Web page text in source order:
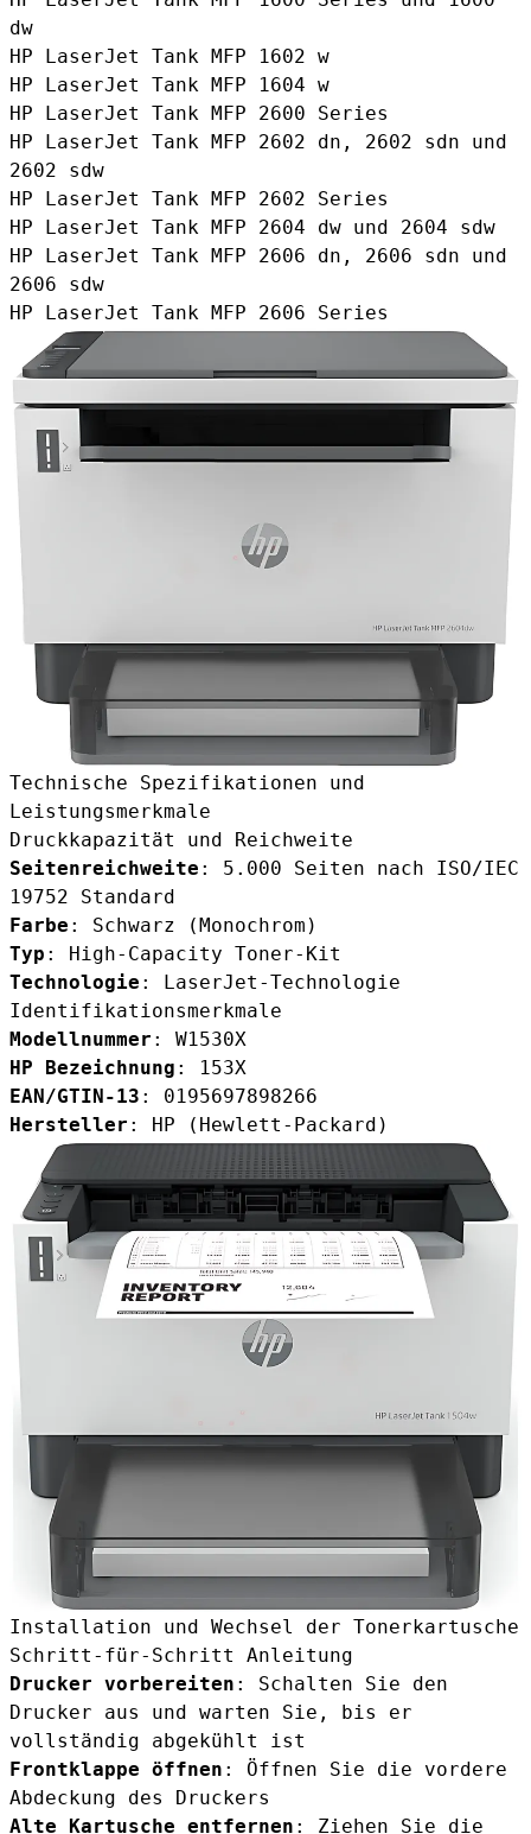
dw
HP LaserJet Tank MFP 1602 w
HP LaserJet Tank MFP 1604 w
HP LaserJet Tank MFP 2600 Series
HP LaserJet Tank MFP 2602 dn, 2602 sdn und
2602 sdw
HP LaserJet Tank MFP 2602 Series
HP LaserJet Tank MFP 2604 dw und 2604 sdw
HP LaserJet Tank MFP 2606 dn, 2606 sdn und
2606 sdw
HP LaserJet Tank MFP 2606 Series
Technische Spezifikationen und
Leistungsmerkmale
Druckkapazität und Reichweite
Seitenreichweite : 5.000 Seiten nach ISO/IEC
19752 Standard
Farbe : Schwarz (Monochrom)
Typ : High-Capacity Toner-Kit
Technologie : LaserJet-Technologie
Identifikationsmerkmale
Modellnummer : W1530X
HP Bezeichnung : 153X
EAN/GTIN-13 : 0195697898266
Hersteller : HP (Hewlett-Packard)
Installation und Wechsel der Tonerkartusche
Schritt-für-Schritt Anleitung
Drucker vorbereiten : Schalten Sie den
Drucker aus und warten Sie, bis er
vollständig abgekühlt ist
Frontklappe öffnen : Öffnen Sie die vordere
Abdeckung des Druckers
Alte Kartusche entfernen : Ziehen Sie die